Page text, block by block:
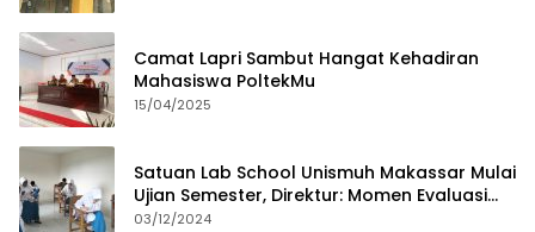
Camat Lapri Sambut Hangat Kehadiran
Mahasiswa PoltekMu
15/04/2025
Satuan Lab School Unismuh Makassar Mulai
Ujian Semester, Direktur: Momen Evaluasi
Proses Pembelajaran
03/12/2024